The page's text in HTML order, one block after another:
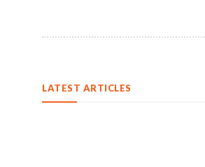
LATEST ARTICLES